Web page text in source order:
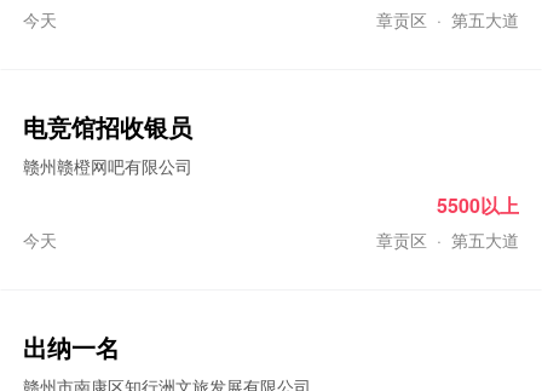
今天 章贡区 · 第五大道
电竞馆招收银员
赣州赣橙网吧有限公司
今天 章贡区 · 第五大道
5500以上
出纳一名
赣州市南康区知行洲文旅发展有限公司